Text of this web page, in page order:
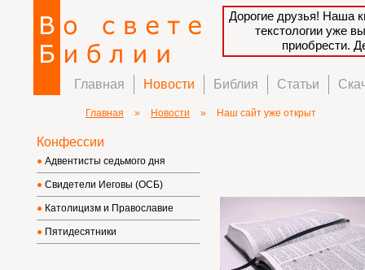
Дорогие друзья! Наша
текстологии уже
приобрести.
Главная Новости Библия Статьи
Главная » Новости » Наш сайт уже открыт
Конфессии
Адвентисты седьмого дня
Свидетели Иеговы (ОСБ)
Католицизм и Православие
Пятидесятники